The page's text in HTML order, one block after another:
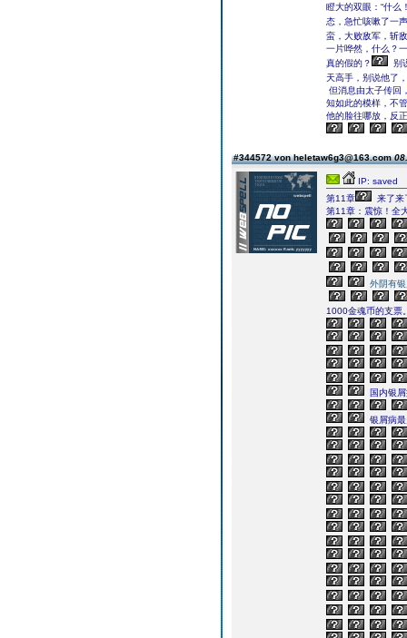
瞪大的双眼：“什么
态，急忙咳嗽了一
蛮，大败敌军，斩
一片哗然，什么？
真的假的？
别
天高手，别说他了
但消息由太子传回
知如此的模样，不
他的脸往哪放，反
#344572 von heletaw6g3@163.com
IP: saved
第11章
来了来
第11章：震惊！全
外阴有
1000金魂币的支票
国内银
银屑病